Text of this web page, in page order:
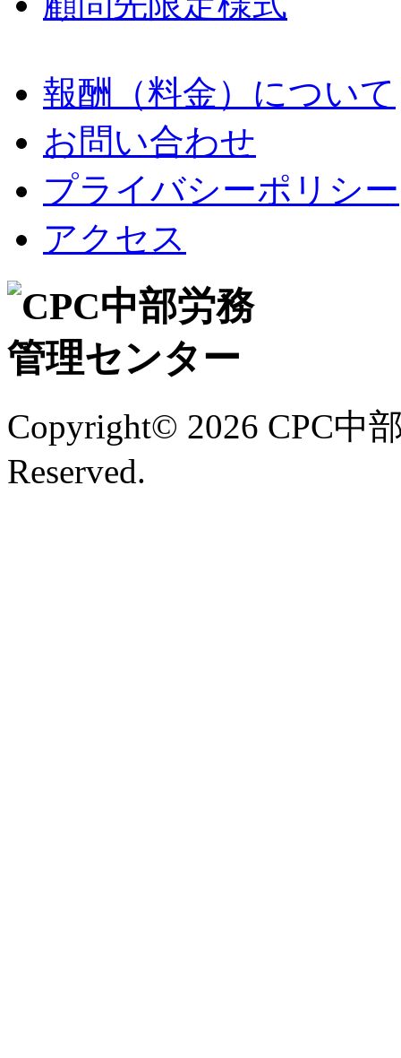
報酬（料金）について
お問い合わせ
プライバシーポリシー
アクセス
Copyright© 2026 CPC中
Reserved.